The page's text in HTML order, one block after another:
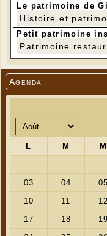
Agenda
Le patrimoine de
Histoire et
Petit patrimoine
Patrimoine